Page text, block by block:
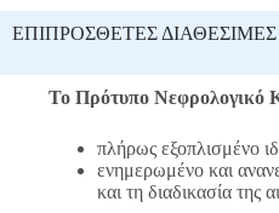
ΕΠΙΠΡΟΣΘΕΤΕΣ
Το Πρότυπο Νεφρολογικό
πλήρως εξοπλισμένο
ενημερωμένο και
και τη διαδικασία της